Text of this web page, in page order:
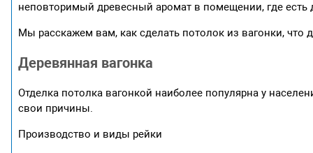
неповторимый древесный аромат в помещении, где есть
Мы расскажем вам, как сделать потолок из вагонки, что
Деревянная вагонка
Отделка потолка вагонкой наиболее популярна у
свои причины.
Производство и виды рейки